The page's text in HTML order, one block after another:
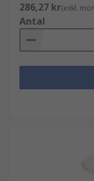
286,27 kr(exkl.
Antal